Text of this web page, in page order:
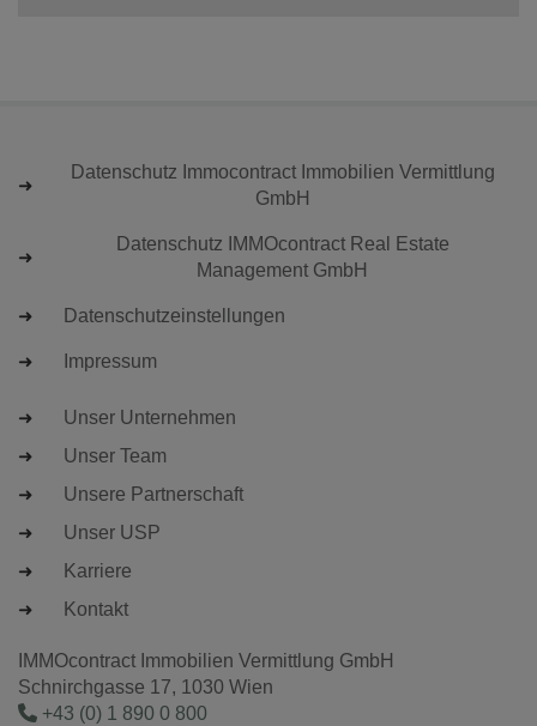
Datenschutz Immocontract Immobilien Vermittlung
GmbH
Datenschutz IMMOcontract Real Estate
Management GmbH
Datenschutzeinstellungen
Impressum
Unser Unternehmen
Unser Team
Unsere Partnerschaft
Unser USP
Karriere
Kontakt
IMMOcontract Immobilien Vermittlung GmbH
Schnirchgasse 17, 1030 Wien
+43 (0) 1 890 0 800